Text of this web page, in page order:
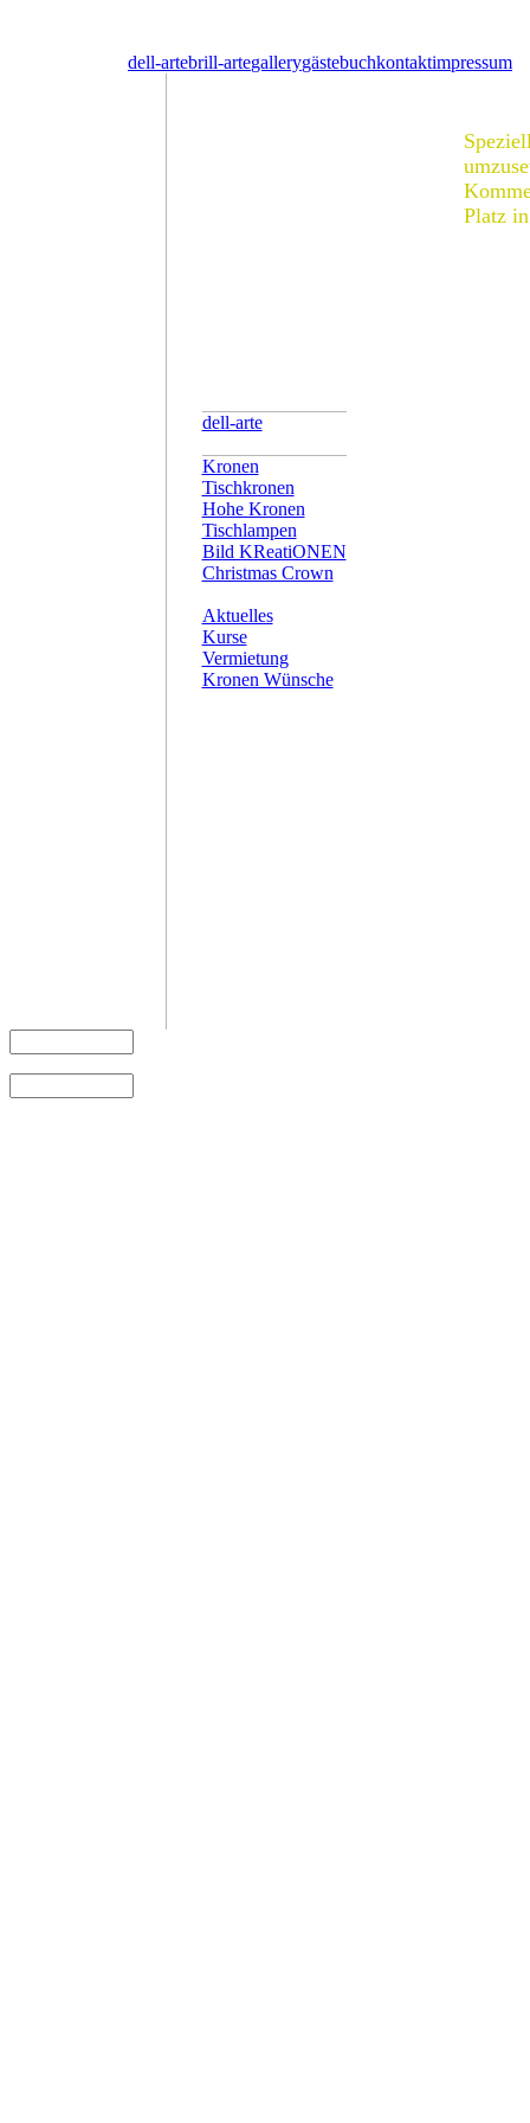
dell-artebrill-artegallerygästebuchkontaktimpressum
dell-arte
Kronen
Tischkronen
Hohe Kronen
Tischlampen
Bild KReatiONEN
Christmas Crown
Aktuelles
Kurse
Vermietung
Kronen Wünsche
Platz